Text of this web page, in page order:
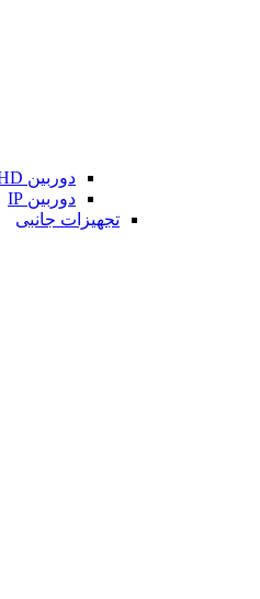
دوربین HD
دوربین IP
تجهیزات جانبی